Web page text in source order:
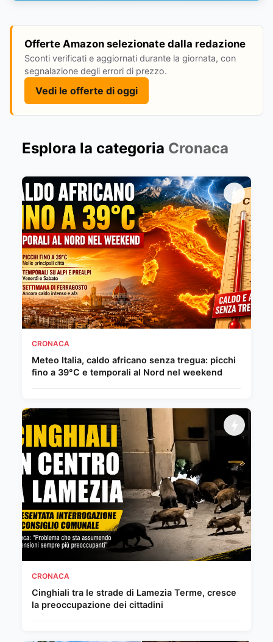
Offerte Amazon selezionate dalla redazione
Sconti verificati e aggiornati durante la giornata, con
segnalazione degli errori di prezzo.
Vedi le offerte di oggi
Esplora la categoria Cronaca
CRONACA
Meteo Italia, caldo africano senza tregua: picchi
fino a 39°C e temporali al Nord nel weekend
CRONACA
Cinghiali tra le strade di Lamezia Terme, cresce
la preoccupazione dei cittadini